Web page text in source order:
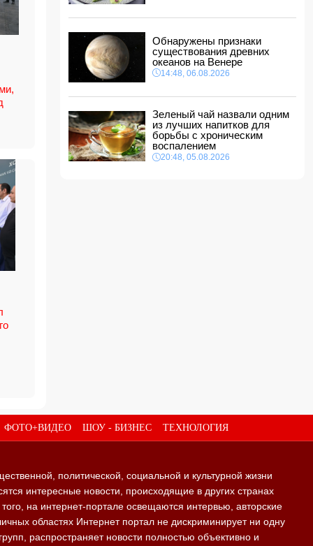
рейтинге УЕФА
10:28, 07.08.2026
Россия направит в Армению транзитный груз
через территорию Азербайджана
10:10, 07.08.2026
Обнаружены признаки
существования древних
океанов на Венере
14:48, 06.08.2026
Зеленый чай назвали одним
из лучших напитков для
борьбы с хроническим
воспалением
20:48, 05.08.2026
ФОТО+ВИДЕО ШОУ - БИЗНЕС ТЕХНОЛОГИЯ
политической, социальной и культурной жизни
интересные новости, происходящие в других странах
на интернет-портале освещаются интервью, авторские
областях Интернет портал не дискриминирует ни одну
распространяет новости полностью объективно и